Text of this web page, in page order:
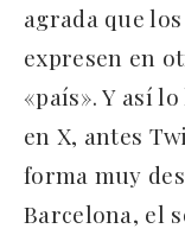
agrada que
expresen en
«país». Y así
en X, antes
forma muy
Barcelona, el